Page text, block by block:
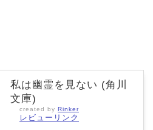
私は幽霊を見ない (角川
文庫)
created by Rinker
レビューリンク